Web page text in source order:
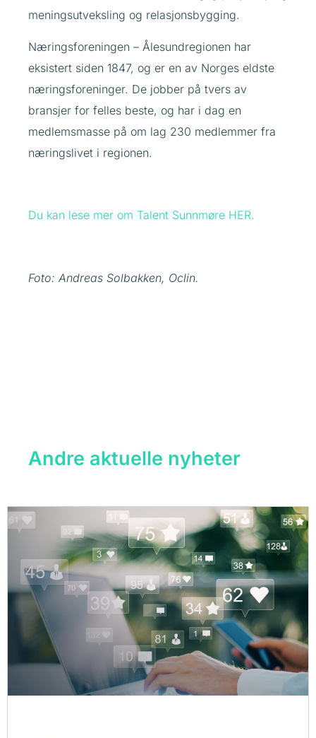
meningsutveksling og relasjonsbygging.
Næringsforeningen – Ålesundregionen har
eksistert siden 1847, og er en av Norges eldste
næringsforeninger. De jobber på tvers av
bransjer for felles beste, og har i dag en
medlemsmasse på om lag 230 medlemmer fra
næringslivet i regionen.
Du kan lese mer om Talent Sunnmøre HER.
Foto: Andreas Solbakken, Oclin.
Andre aktuelle nyheter